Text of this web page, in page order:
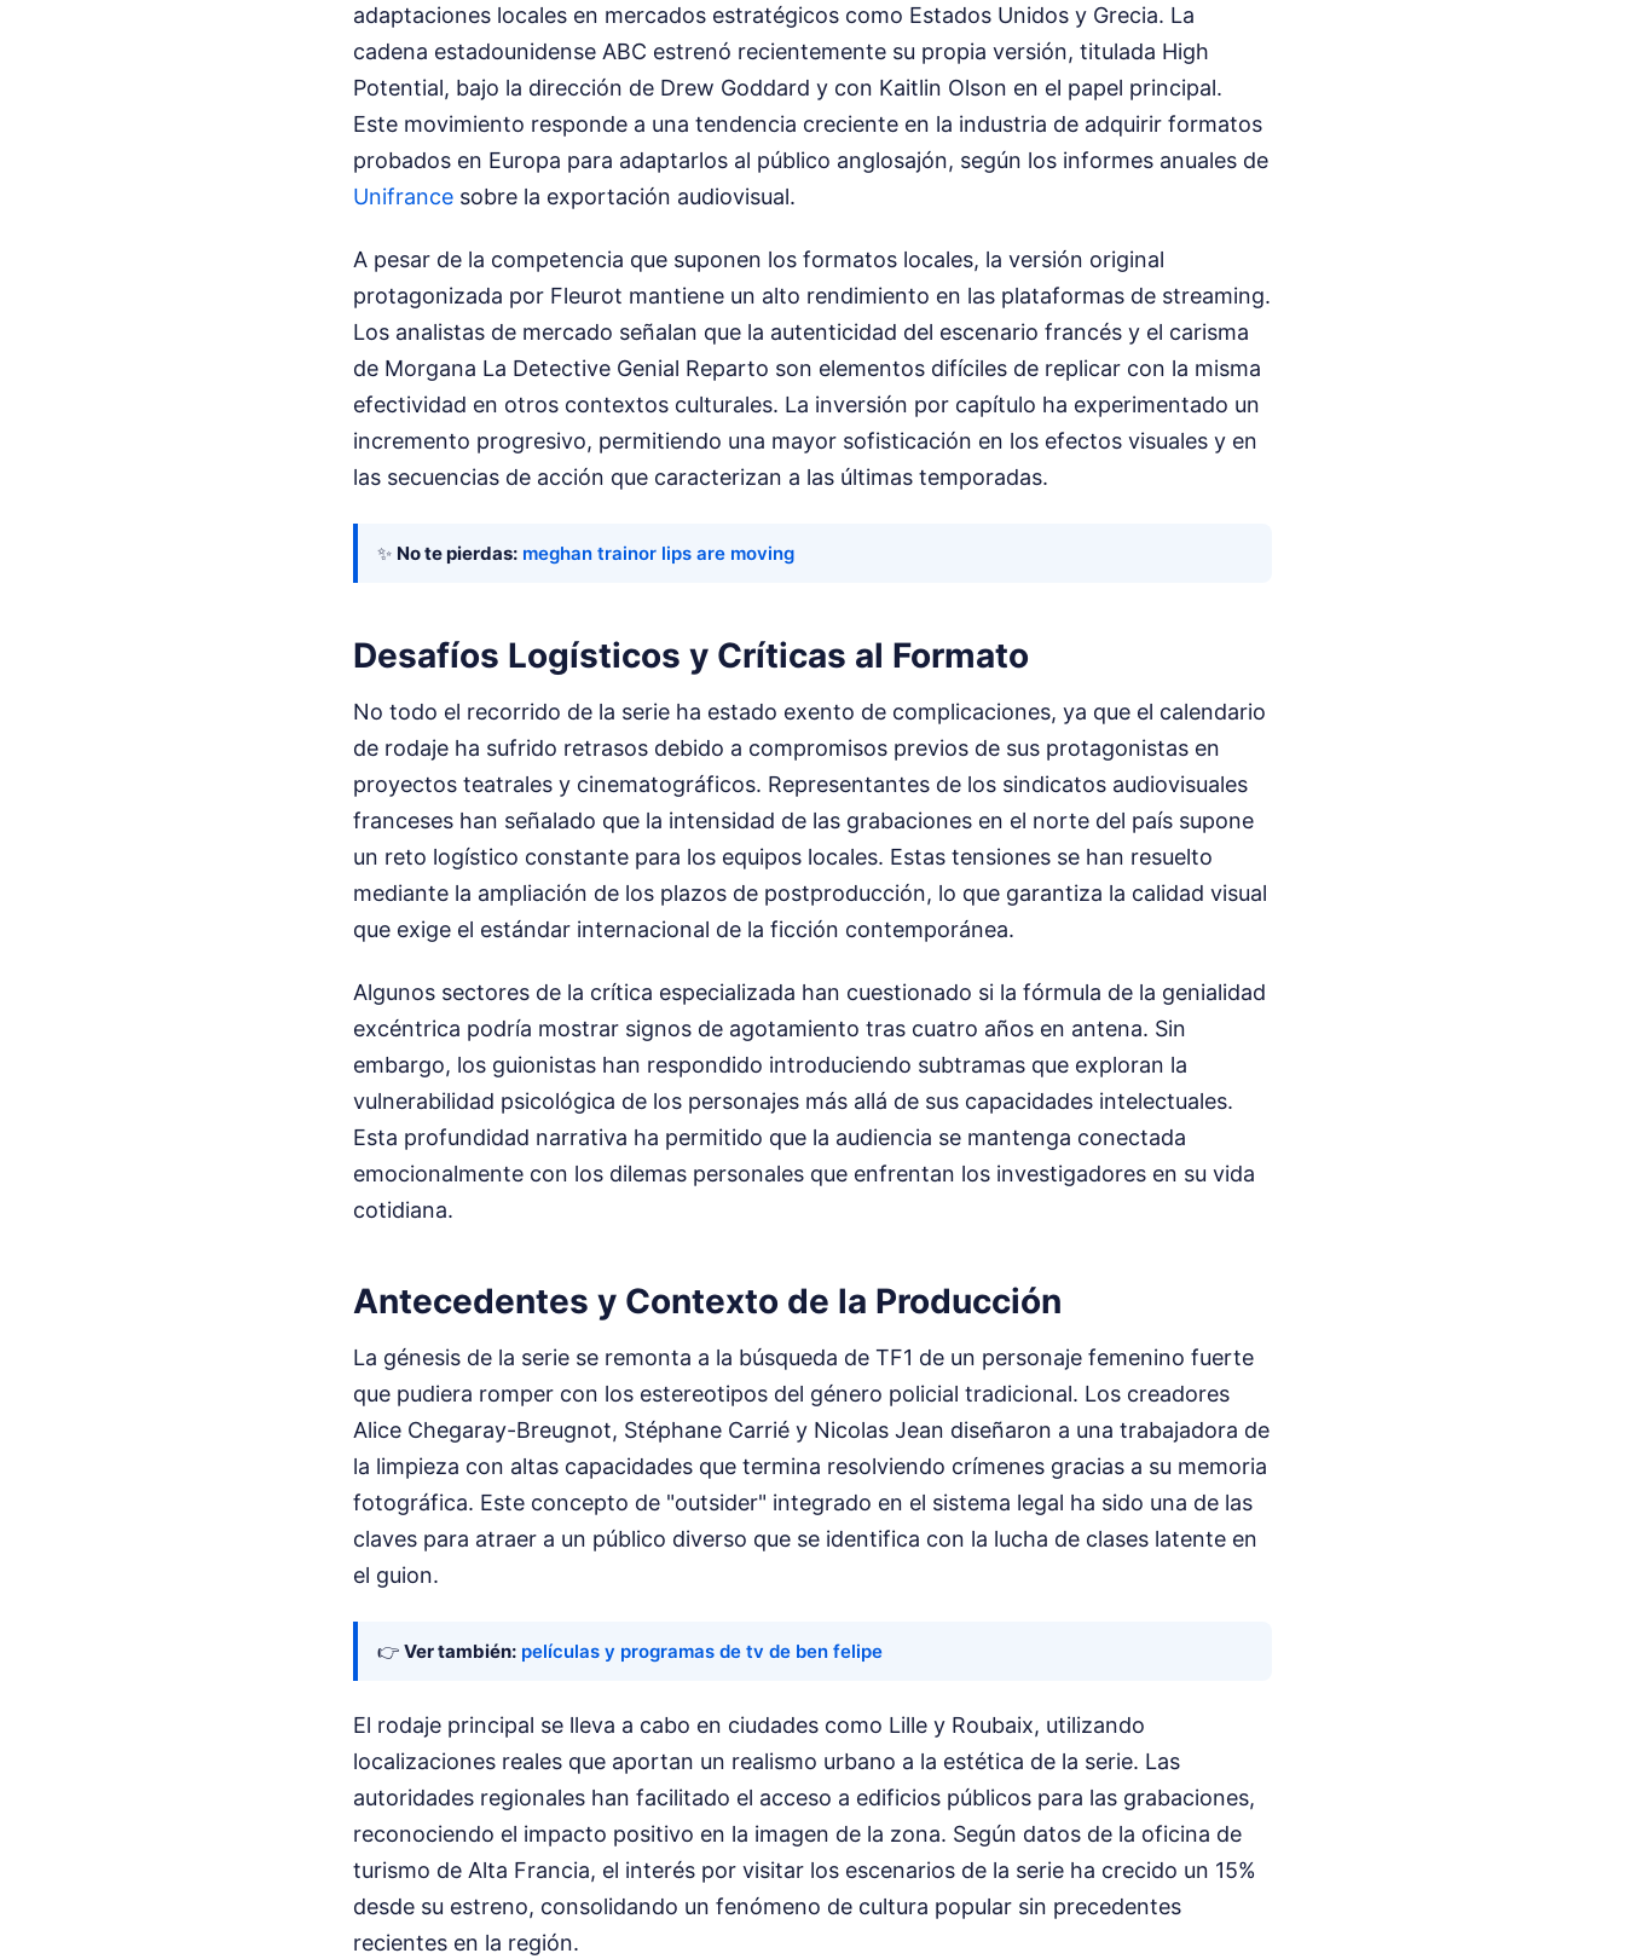
adaptaciones locales en mercados estratégicos como Estados Unidos y Grecia. La
cadena estadounidense ABC estrenó recientemente su propia versión, titulada High
Potential, bajo la dirección de Drew Goddard y con Kaitlin Olson en el papel principal.
Este movimiento responde a una tendencia creciente en la industria de adquirir formatos
probados en Europa para adaptarlos al público anglosajón, según los informes anuales de
Unifrance sobre la exportación audiovisual.
A pesar de la competencia que suponen los formatos locales, la versión original
protagonizada por Fleurot mantiene un alto rendimiento en las plataformas de streaming.
Los analistas de mercado señalan que la autenticidad del escenario francés y el carisma
de Morgana La Detective Genial Reparto son elementos difíciles de replicar con la misma
efectividad en otros contextos culturales. La inversión por capítulo ha experimentado un
incremento progresivo, permitiendo una mayor sofisticación en los efectos visuales y en
las secuencias de acción que caracterizan a las últimas temporadas.
✨ No te pierdas: meghan trainor lips are moving
Desafíos Logísticos y Críticas al Formato
No todo el recorrido de la serie ha estado exento de complicaciones, ya que el calendario
de rodaje ha sufrido retrasos debido a compromisos previos de sus protagonistas en
proyectos teatrales y cinematográficos. Representantes de los sindicatos audiovisuales
franceses han señalado que la intensidad de las grabaciones en el norte del país supone
un reto logístico constante para los equipos locales. Estas tensiones se han resuelto
mediante la ampliación de los plazos de postproducción, lo que garantiza la calidad visual
que exige el estándar internacional de la ficción contemporánea.
Algunos sectores de la crítica especializada han cuestionado si la fórmula de la genialidad
excéntrica podría mostrar signos de agotamiento tras cuatro años en antena. Sin
embargo, los guionistas han respondido introduciendo subtramas que exploran la
vulnerabilidad psicológica de los personajes más allá de sus capacidades intelectuales.
Esta profundidad narrativa ha permitido que la audiencia se mantenga conectada
emocionalmente con los dilemas personales que enfrentan los investigadores en su vida
cotidiana.
Antecedentes y Contexto de la Producción
La génesis de la serie se remonta a la búsqueda de TF1 de un personaje femenino fuerte
que pudiera romper con los estereotipos del género policial tradicional. Los creadores
Alice Chegaray-Breugnot, Stéphane Carrié y Nicolas Jean diseñaron a una trabajadora de
la limpieza con altas capacidades que termina resolviendo crímenes gracias a su memoria
fotográfica. Este concepto de "outsider" integrado en el sistema legal ha sido una de las
claves para atraer a un público diverso que se identifica con la lucha de clases latente en
el guion.
👉 Ver también: películas y programas de tv de ben felipe
El rodaje principal se lleva a cabo en ciudades como Lille y Roubaix, utilizando
localizaciones reales que aportan un realismo urbano a la estética de la serie. Las
autoridades regionales han facilitado el acceso a edificios públicos para las grabaciones,
reconociendo el impacto positivo en la imagen de la zona. Según datos de la oficina de
turismo de Alta Francia, el interés por visitar los escenarios de la serie ha crecido un 15%
desde su estreno, consolidando un fenómeno de cultura popular sin precedentes
recientes en la región.